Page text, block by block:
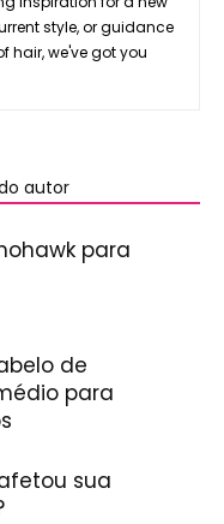
style, or guidance
hair, we've got you
autor
para
de
para
sua